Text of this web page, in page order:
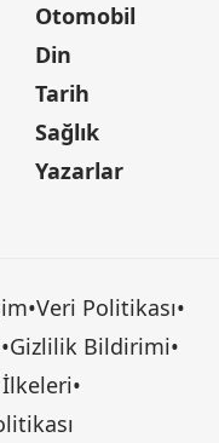
Otomobil
Din
Tarih
Sağlık
Yazarlar
•Veri Politikası•
•Gizlilik Bildirimi•
İlkeleri•